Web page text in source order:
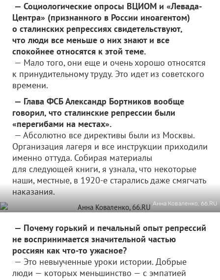
— Социологические опросы ВЦИОМ и «Левада-
Центра» (признанного в России иноагентом)
о сталинских репрессиях свидетельствуют,
что люди все меньше о них знают и все
спокойнее относятся к этой теме.
— Мало того, они еще и очень хорошо относятся
к принудительному труду. Это идет из советского
времени.
— Глава ФСБ Александр Бортников вообще
говорил, что сталинские репрессии были
«перегибами на местах».
— Абсолютно все директивы были из Москвы.
Организация лагеря и все инструкции приходили
именно оттуда. Собирая материалы
для следующей книги, я узнала, что некоторые
наши, местные, в 1920-е старались даже смягчать
наказания.
Анна Коваленко, 66.RU
— Почему горький и печальный опыт репрессий
не воспринимается значительной частью
россиян как что-то ужасное?
— Это невыученные уроки истории. Добрые
люди — которых меньшинство — с эмпатией